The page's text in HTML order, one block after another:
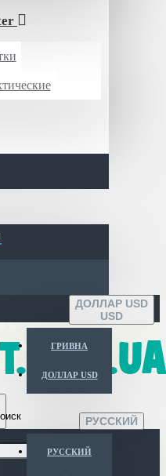
ДОЛЛАР USD
USD
ГРИВНА
ДОЛЛАР USD
РУССКИЙ
РУССКИЙ